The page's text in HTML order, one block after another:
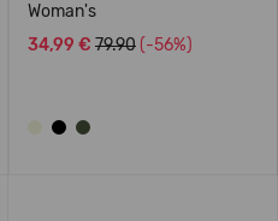
Woman's
34,99 € 79.90 (-56%)